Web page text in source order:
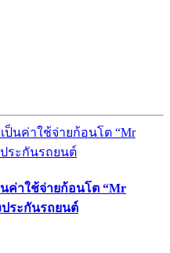
ค่าใช้จ่ายก้อนโต “Mr
ระกันรถยนต์